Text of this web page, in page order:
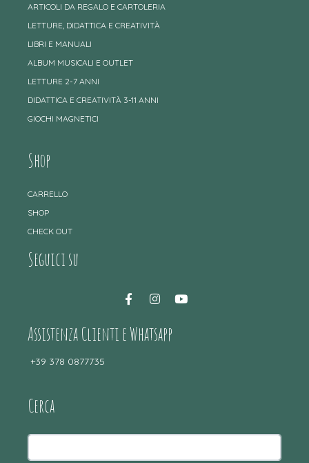
ARTICOLI DA REGALO E CARTOLERIA
LETTURE, DIDATTICA E CREATIVITÀ
LIBRI E MANUALI
ALBUM MUSICALI E OUTLET
LETTURE 2-7 ANNI
DIDATTICA E CREATIVITÀ 3-11 ANNI
GIOCHI MAGNETICI
Shop
CARRELLO
SHOP
CHECK OUT
Seguici su
Assistenza Clienti e Whatsapp
+39 378 0877735
Cerca